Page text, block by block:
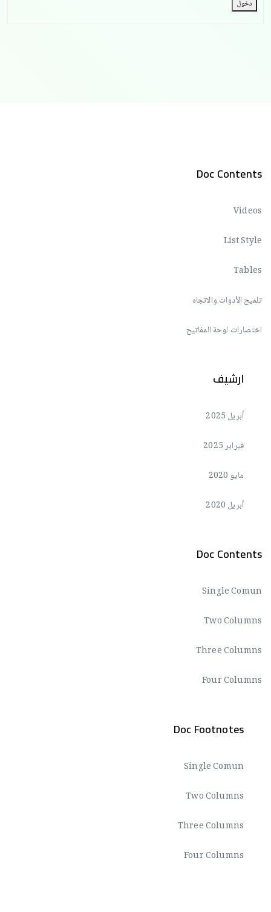
دخول
Doc Contents
Videos
List Style
Tables
تلميح الأدوات والاتجاه
اختصارات لوحة المفاتيح
ارشيف
أبريل 2025
فبراير 2025
مايو 2020
أبريل 2020
Doc Contents
Single Comun
Two Columns
Three Columns
Four Columns
Doc Footnotes
Single Comun
Two Columns
Three Columns
Four Columns